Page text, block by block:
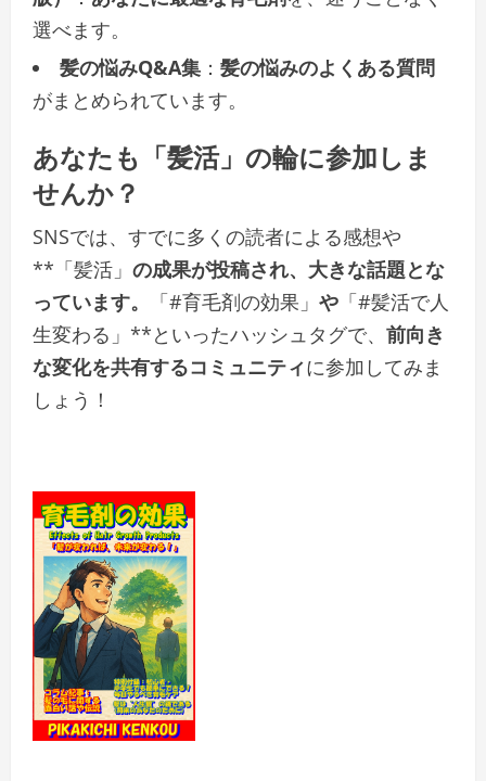
選べます。
髪の悩みQ&A集 ： 髪の悩みのよくある質問
がまとめられています。
あなたも「髪活」の輪に参加しま
せんか？
SNSでは、すでに多くの読者による感想や
**「髪活」 の成果が投稿され、大きな話題とな
っています。
「#育毛剤の効果」 や 「#髪活で人
生変わる」**といったハッシュタグで、 前向き
な変化を共有するコミュニティに参加してみま
しょう！